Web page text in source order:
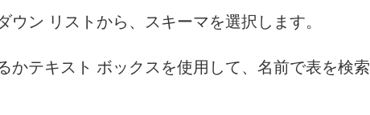
ウン リストから、スキーマを選択します。
かテキスト ボックスを使用して、名前で表を検索